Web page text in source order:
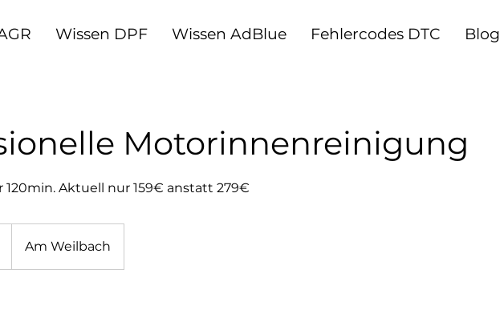
Wissen DPF Wissen AdBlue Fehlercodes DTC Blog
Motorinnenreinigung
Aktuell nur 159€ anstatt 279€
Am Weilbach